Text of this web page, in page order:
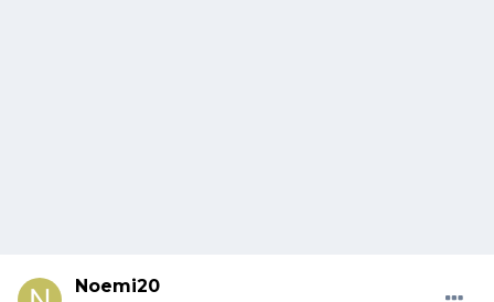
Noemi20